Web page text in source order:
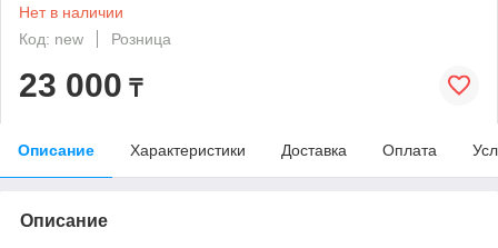
Нет в наличии
Код: new
Розница
23 000 ₸
Описание Характеристики Доставка Оплата
Описание